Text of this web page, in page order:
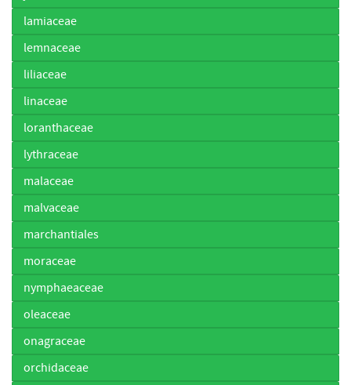
lamiaceae
lemnaceae
liliaceae
linaceae
loranthaceae
lythraceae
malaceae
malvaceae
marchantiales
moraceae
nymphaeaceae
oleaceae
onagraceae
orchidaceae